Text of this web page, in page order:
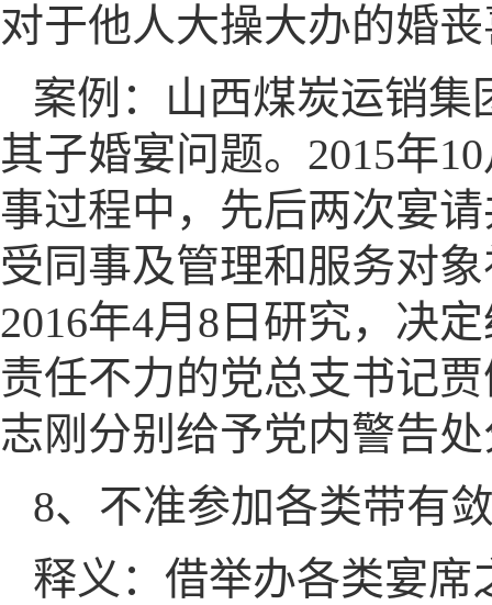
对于他人大操大办的婚
案例：山西煤炭运销
其子婚宴问题。2015年
事过程中，先后两次宴
受同事及管理和服务对
2016年4月8日研究，决
责任不力的党总支书记
志刚分别给予党内警告
8、不准参加各类带有
释义：借举办各类宴